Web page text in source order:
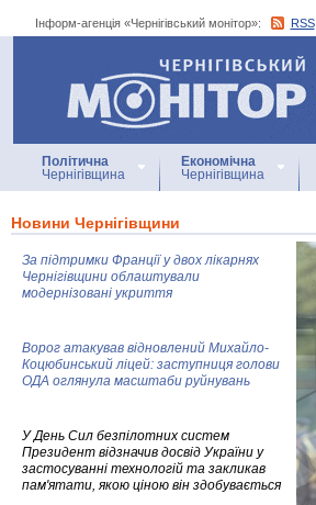
Інформ-агенція «Чернігівський монітор»: RSS
Інформ-агенція
«Чернігівський монітор»
Політична
Чернігівщина
Економічна
Чернігівщина
Новини Чернігівщини
За підтримки Франції у двох лікарнях
Чернігівщини облаштували
модернізовані укриття
Ворог атакував відновлений Михайло-
Коцюбинський ліцей: заступниця голови
ОДА оглянула масштаби руйнувань
У День Сил безпілотних систем
Президент відзначив досвід України у
застосуванні технологій та закликав
пам'ятати, якою ціною він здобувається